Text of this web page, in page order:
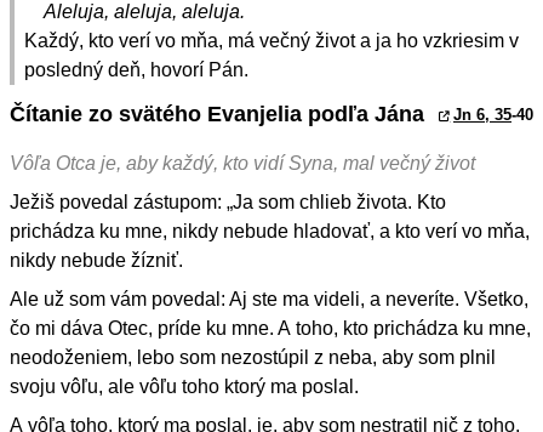
Aleluja, aleluja, aleluja.
Každý, kto verí vo mňa, má večný život a ja ho vzkriesim v
posledný deň, hovorí Pán.
Čítanie zo svätého Evanjelia podľa Jána Jn 6, 35-40
Vôľa Otca je, aby každý, kto vidí Syna, mal večný život
Ježiš povedal zástupom: „Ja som chlieb života. Kto
prichádza ku mne, nikdy nebude hladovať, a kto verí vo mňa,
nikdy nebude žízniť.
Ale už som vám povedal: Aj ste ma videli, a neveríte. Všetko,
čo mi dáva Otec, príde ku mne. A toho, kto prichádza ku mne,
neodoženiem, lebo som nezostúpil z neba, aby som plnil
svoju vôľu, ale vôľu toho ktorý ma poslal.
A vôľa toho, ktorý ma poslal, je, aby som nestratil nič z toho,